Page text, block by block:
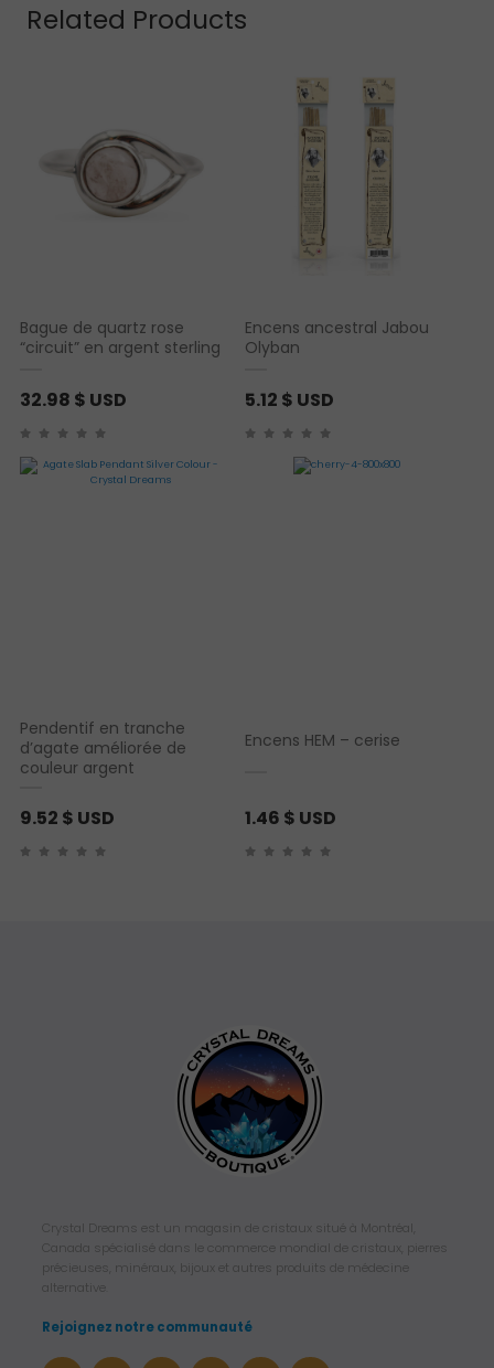
Related Products
Bague de quartz rose
“circuit” en argent sterling
32.98 $ USD
Encens ancestral Jabou
Olyban
5.12 $ USD
Pendentif en tranche
d’agate améliorée de
couleur argent
9.52 $ USD
Encens HEM – cerise
1.46 $ USD
Crystal Dreams est un magasin de cristaux situé à Montréal,
Canada spécialisé dans le commerce mondial de cristaux, pierres
précieuses, minéraux, bijoux et autres produits de médecine
alternative.
Rejoignez notre communauté